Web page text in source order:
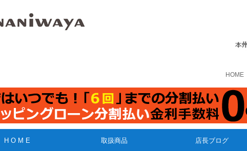
HOME
H O M E 取扱商品 店長ブログ